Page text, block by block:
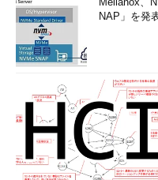
NAP」を発